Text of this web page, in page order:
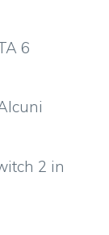
6
2 in